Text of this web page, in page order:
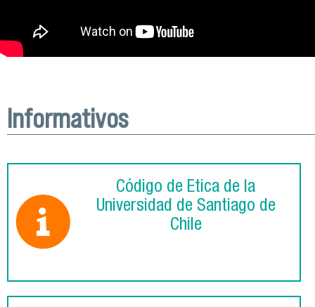
Informativos
Código de Ética de la
Universidad de Santiago de
Chile